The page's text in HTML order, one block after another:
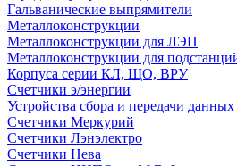
Гальванические выпрямители
Металлоконструкции
Металлоконструкции для ЛЭП
Металлоконструкции для
Корпуса серии КЛ, ЩО, ВРУ
Счетчики э/энергии
Устройства сбора и передачи
Счетчики Меркурий
Счетчики Лэнэлектро
Счетчики Нева